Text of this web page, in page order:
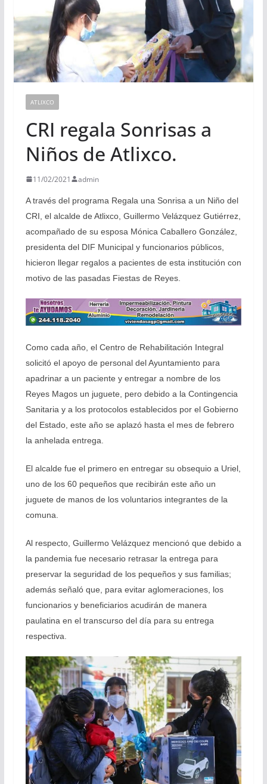
ATLIXCO
CRI regala Sonrisas a
Niños de Atlixco.
11/02/2021 admin
A través del programa Regala una Sonrisa a un Niño del
CRI, el alcalde de Atlixco, Guillermo Velázquez Gutiérrez,
acompañado de su esposa Mónica Caballero González,
presidenta del DIF Municipal y funcionarios públicos,
hicieron llegar regalos a pacientes de esta institución con
motivo de las pasadas Fiestas de Reyes.
Como cada año, el Centro de Rehabilitación Integral
solicitó el apoyo de personal del Ayuntamiento para
apadrinar a un paciente y entregar a nombre de los
Reyes Magos un juguete, pero debido a la Contingencia
Sanitaria y a los protocolos establecidos por el Gobierno
del Estado, este año se aplazó hasta el mes de febrero
la anhelada entrega.
El alcalde fue el primero en entregar su obsequio a Uriel,
uno de los 60 pequeños que recibirán este año un
juguete de manos de los voluntarios integrantes de la
comuna.
Al respecto, Guillermo Velázquez mencionó que debido a
la pandemia fue necesario retrasar la entrega para
preservar la seguridad de los pequeños y sus familias;
además señaló que, para evitar aglomeraciones, los
funcionarios y beneficiarios acudirán de manera
paulatina en el transcurso del día para su entrega
respectiva.